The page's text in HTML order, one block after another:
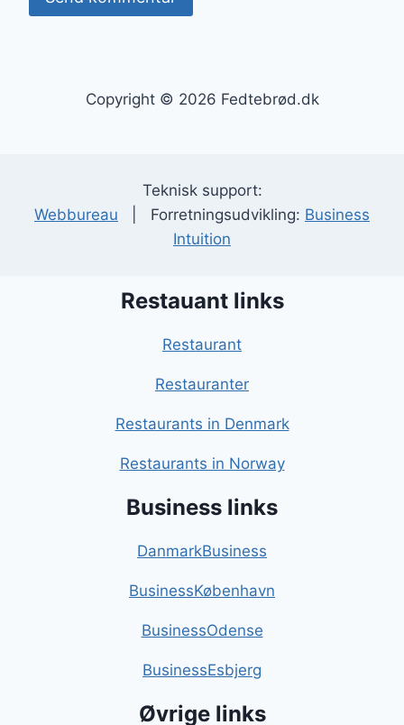
Copyright © 2026 Fedtebrød.dk
Teknisk support:
Webbureau | Forretningsudvikling: Business
Intuition
Restauant links
Restaurant
Restauranter
Restaurants in Denmark
Restaurants in Norway
Business links
DanmarkBusiness
BusinessKøbenhavn
BusinessOdense
BusinessEsbjerg
Øvrige links